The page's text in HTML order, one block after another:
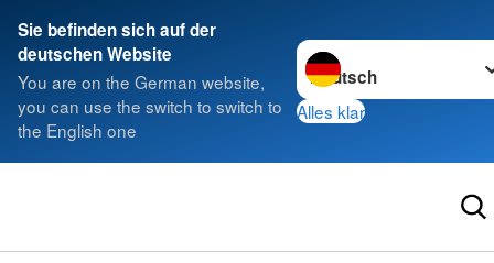
Sie befinden sich auf der
deutschen Website
You are on the German website,
you can use the switch to switch to
the English one
Sprache wechseln zu
Alles klar